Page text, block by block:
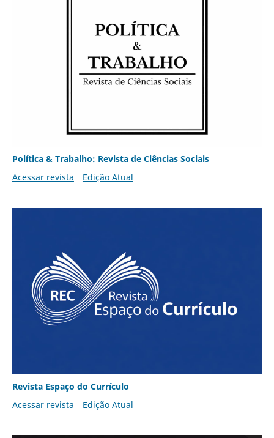
Política & Trabalho: Revista de Ciências Sociais
Acessar revista
Edição Atual
Revista Espaço do Currículo
Acessar revista
Edição Atual